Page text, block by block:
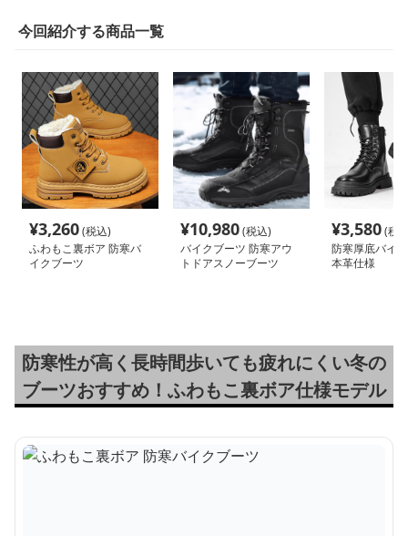
今回紹介する商品一覧
¥3,260(税込)
ふわもこ裏ボア 防寒バ
イクブーツ
¥10,980(税込)
バイクブーツ 防寒アウ
トドアスノーブーツ
¥3,580(税
防寒厚底バイ
本革仕様
防寒性が高く長時間歩いても疲れにくい冬の
ブーツおすすめ！ふわもこ裏ボア仕様モデル